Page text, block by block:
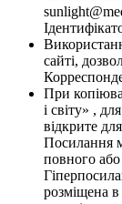
сайті,
При
і світу» ,
відкрите
Посилання
повного або
розміщена в